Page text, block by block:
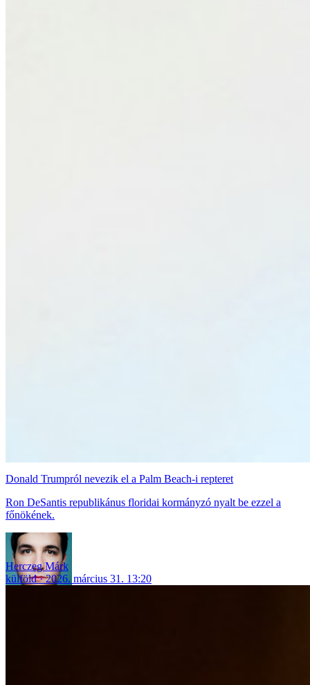
Donald Trumpról nevezik el a Palm Beach-i repteret
Ron DeSantis republikánus floridai kormányzó nyalt be ezzel a
főnökének.
Herczeg Márk
külföld
2026. március 31. 13:20